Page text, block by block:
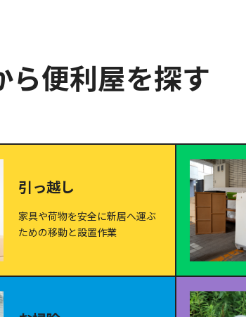
ら便利屋を探す
引っ越し
家具や荷物を安全に新居へ運ぶ
ための移動と設置作業